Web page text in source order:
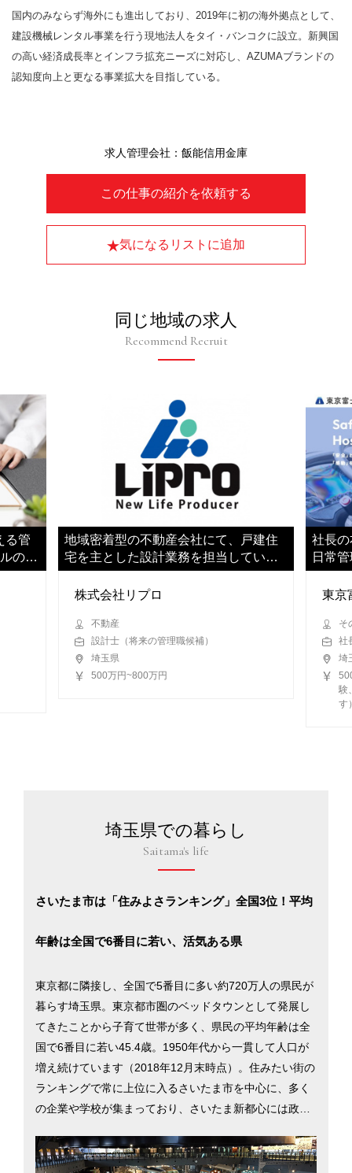
国内のみならず海外にも進出しており、2019年に初の海外拠点として、
建設機械レンタル事業を行う現地法人をタイ・バンコクに設立。新興国
の高い経済成長率とインフラ拡充ニーズに対応し、AZUMAブランドの
認知度向上と更なる事業拡大を目指している。
この仕事の紹介を依頼する
気になるリストに追加
求人管理会社：飯能信用金庫
同じ地域の求人
Recommend Recruit
る管
の総
地域密着型の不動産会社にて、戸建住
宅を主とした設計業務を担当していた
だきます
株式会社リプロ
不動産
設計士（将来の管理職候補）
埼玉県
500万円~800万円
社長
日常
す
東京
そ
社
埼
験
す
埼玉県での暮らし
Saitama's life
さいたま市は「住みよさランキング」全国3位！平均
年齢は全国で6番目に若い、活気ある県
東京都に隣接し、全国で5番目に多い約720万人の県民が
暮らす埼玉県。東京都市圏のベッドタウンとして発展し
てきたことから子育て世帯が多く、県民の平均年齢は全
国で6番目に若い45.4歳。1950年代から一貫して人口が
増え続けています（2018年12月末時点）。住みたい街の
ランキングで常に上位に入るさいたま市を中心に、多く
の企業や学校が集まっており、さいたま新都心には政府
越、飯能をはじめ、県内には自然が残されている地域も
多く、ネギやホウレンソウ、里芋といった野菜の生産も